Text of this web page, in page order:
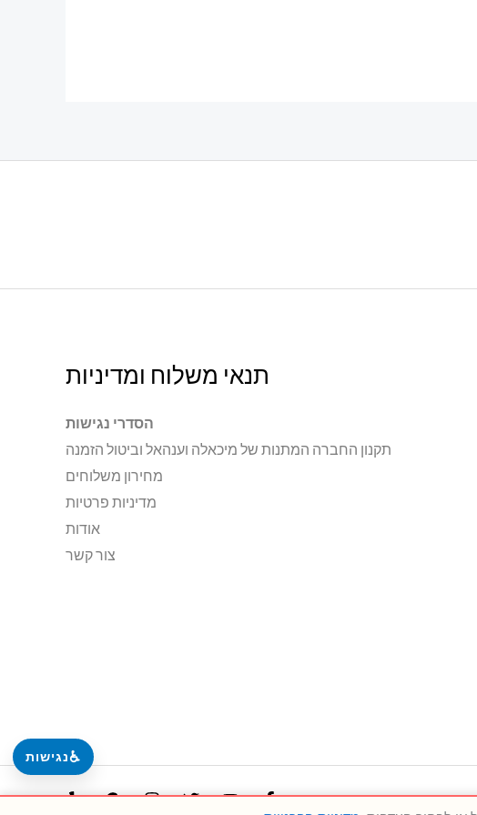
♿נגישות
תנאי משלוח ומדיניות
הסדרי נגישות
תקנון החברה המתנות של מיכאלה וענהאל וביטול הזמנה
מחירון משלוחים
מדיניות פרטיות
אודות
צור קשר